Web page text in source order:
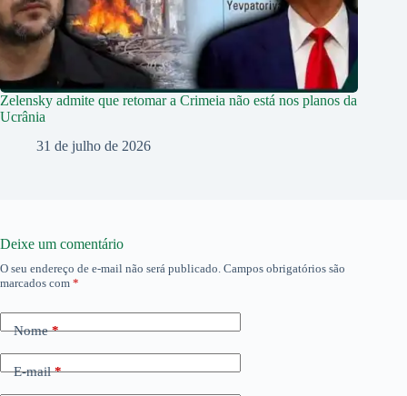
Zelensky admite que retomar a Crimeia não está nos planos da
Ucrânia
31 de julho de 2026
Deixe um comentário
O seu endereço de e-mail não será publicado. Campos obrigatórios são
marcados com *
Nome*
E-mail*